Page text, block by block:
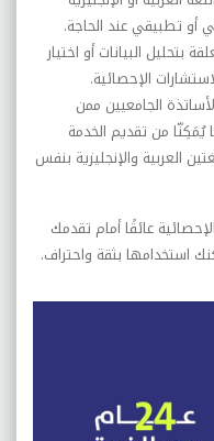
تطبيقي عند الحاجة.
بتحليل البيانات أو اختيار
الإحصائية.
الجامعيين ممن
يُمَكِنّا من تقديم الخدمة
العربية والإنجليزية بنفس
عائقًا أمام تقدمك
استخدامها بثقة واحتراف.